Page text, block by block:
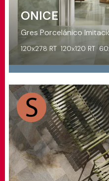
ONICE
Gres Porcelánico
120x278 RT 120x120 RT